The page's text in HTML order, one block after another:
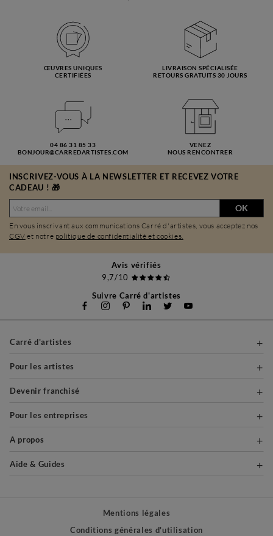
ŒUVRES UNIQUES
CERTIFIÉES
LIVRAISON SPÉCIALISÉE
RETOURS GRATUITS 30 JOURS
04 86 31 85 33
BONJOUR@CARREDARTISTES.COM
VENEZ
NOUS RENCONTRER
INSCRIVEZ-VOUS À LA NEWSLETTER ET RECEVEZ VOTRE
CADEAU ! 🎁
OK
En vous inscrivant aux communications Carré d'artistes, vous acceptez nos
CGV et notre politique de confidentialité et cookies.
Avis vérifiés
9,7/10
Suivre Carré d'artistes
Carré d'artistes
Pour les artistes
Devenir franchisé
Pour les entreprises
A propos
Aide & Guides
Mentions légales
Conditions générales d'utilisation